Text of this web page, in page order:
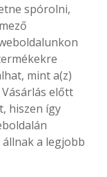
spórolni,
mint a(z)
Vásárlás előtt
hiszen így
a legjobb